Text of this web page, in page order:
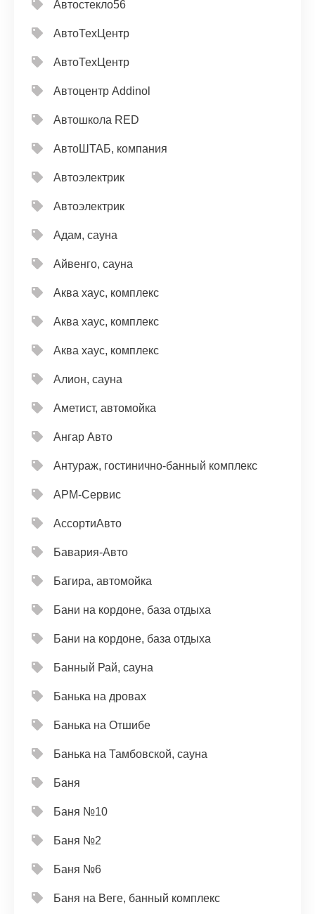
Автостекло56
АвтоТехЦентр
АвтоТехЦентр
Автоцентр Addinol
Автошкола RED
АвтоШТАБ, компания
Автоэлектрик
Автоэлектрик
Адам, сауна
Айвенго, сауна
Аква хаус, комплекс
Аква хаус, комплекс
Аква хаус, комплекс
Алион, сауна
Аметист, автомойка
Ангар Авто
Антураж, гостинично-банный комплекс
АРМ-Сервис
АссортиАвто
Бавария-Авто
Багира, автомойка
Бани на кордоне, база отдыха
Бани на кордоне, база отдыха
Банный Рай, сауна
Банька на дровах
Банька на Отшибе
Банька на Тамбовской, сауна
Баня
Баня №10
Баня №2
Баня №6
Баня на Веге, банный комплекс